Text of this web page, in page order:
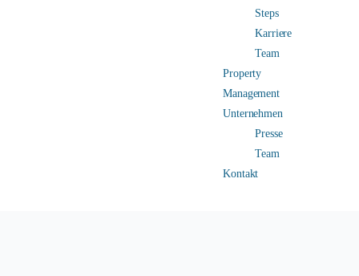
Steps
Karriere
Team
Property
Management
Unternehmen
Presse
Team
Kontakt